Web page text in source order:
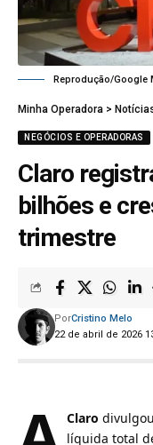
Reprodução/Google
Minha Operadora >
NEGÓCIOS E OPERADORAS
Claro
bilhões e
trimestre
22 de abril de 2026
PorCristino Melo
Claro
líquida total